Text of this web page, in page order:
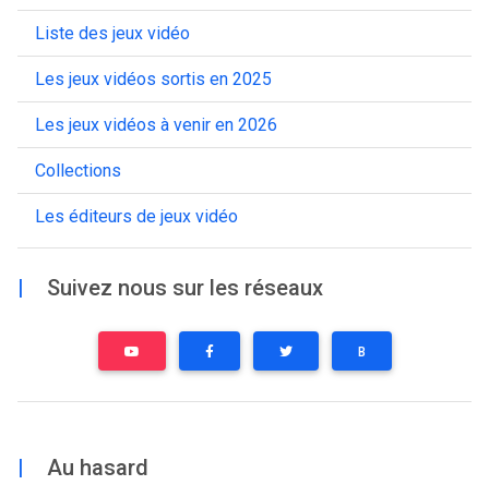
Liste des jeux vidéo
Les jeux vidéos sortis en 2025
Les jeux vidéos à venir en 2026
Collections
Les éditeurs de jeux vidéo
| Suivez nous sur les réseaux
B
| Au hasard